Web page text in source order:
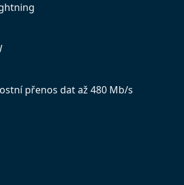
přenos dat až 480 Mb/s